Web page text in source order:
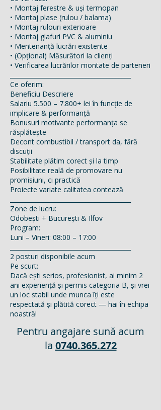
• Montaj ferestre & uși termopan
• Montaj plase (rulou / balama)
• Montaj rulouri exterioare
• Montaj glafuri PVC & aluminiu
• Mentenanță lucrări existente
• (Opțional) Măsurători la clienți
• Verificarea lucrărilor montate de parteneri
Ce oferim:
Beneficiu Descriere
Salariu 5.500 – 7.800+ lei în funcție de
implicare & performanță
Bonusuri motivante performanța se
răsplătește
Decont combustibil / transport da, fără
discuții
Stabilitate plătim corect și la timp
Posibilitate reală de promovare nu
promisiuni, ci practică
Proiecte variate calitatea contează
Zone de lucru:
Odobești + București & Ilfov
Program:
Luni – Vineri: 08:00 – 17:00
2 posturi disponibile acum
Pe scurt:
Dacă ești serios, profesionist, ai minim 2
ani experiență și permis categoria B, și vrei
un loc stabil unde munca îți este
respectată și plătită corect — hai în echipa
noastră!
Pentru angajare sună acum
la 0740.365.272